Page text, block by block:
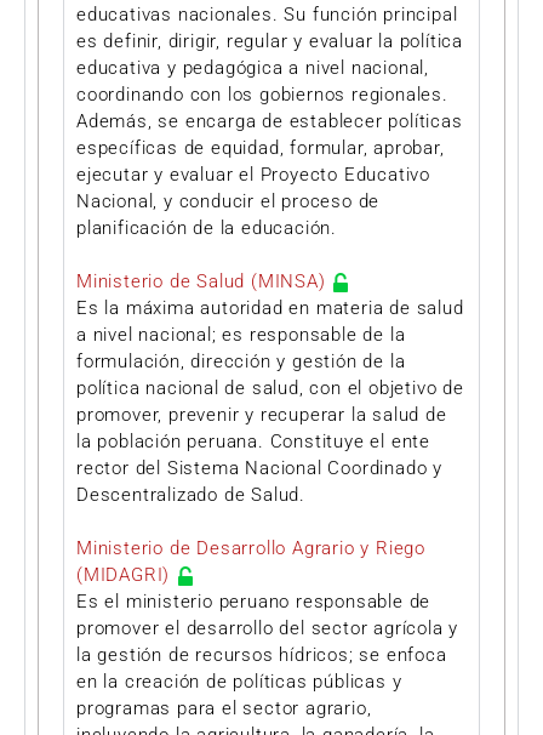
educativas nacionales. Su función principal
es definir, dirigir, regular y evaluar la política
educativa y pedagógica a nivel nacional,
coordinando con los gobiernos regionales.
Además, se encarga de establecer políticas
específicas de equidad, formular, aprobar,
ejecutar y evaluar el Proyecto Educativo
Nacional, y conducir el proceso de
planificación de la educación.
Ministerio de Salud (MINSA)
Es la máxima autoridad en materia de salud
a nivel nacional; es responsable de la
formulación, dirección y gestión de la
política nacional de salud, con el objetivo de
promover, prevenir y recuperar la salud de
la población peruana. Constituye el ente
rector del Sistema Nacional Coordinado y
Descentralizado de Salud.
Ministerio de Desarrollo Agrario y Riego
(MIDAGRI)
Es el ministerio peruano responsable de
promover el desarrollo del sector agrícola y
la gestión de recursos hídricos; se enfoca
en la creación de políticas públicas y
programas para el sector agrario,